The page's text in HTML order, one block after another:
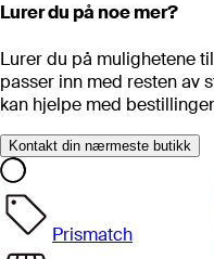
Lurer du på noe mer?
Lurer du på mulighetene
passer inn med resten av
kan hjelpe med
Kontakt din nærmeste butikk
Prismatch